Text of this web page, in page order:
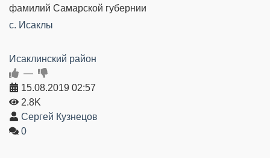
фамилий Самарской губернии
c. Исаклы
Исаклинский район
—
15.08.2019 02:57
2.8K
Сергей Кузнецов
0